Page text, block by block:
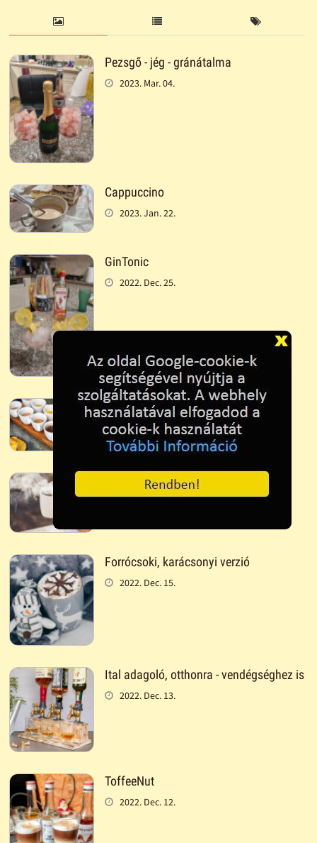
Pezsgő - jég - gránátalma
2023. Mar. 04.
Cappuccino
2023. Jan. 22.
GinTonic
2022. Dec. 25.
Kávé különlegességek
2022. Dec. 15.
Reggeli kávé
2022. Dec. 15.
Forrócsoki, karácsonyi verzió
2022. Dec. 15.
Ital adagoló, otthonra - vendégséghez is
2022. Dec. 13.
ToffeeNut
2022. Dec. 12.